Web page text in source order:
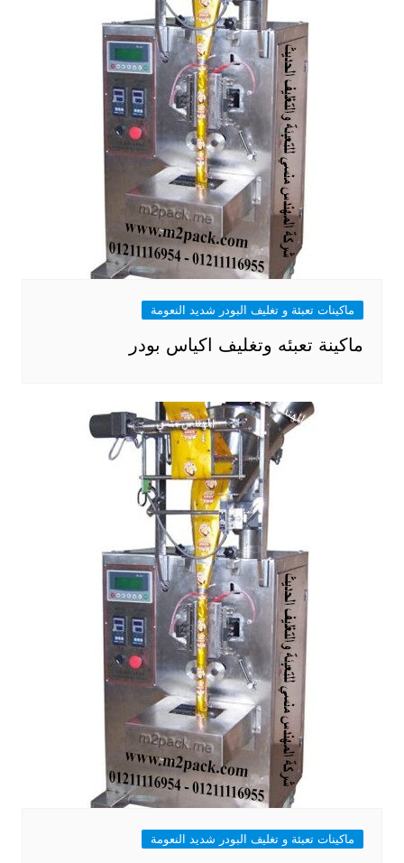
ماكينات تعبئة و تغليف البودر شديد النعومة
ماكينة تعبئه وتغليف اكياس بودر
ماكينات تعبئة و تغليف البودر شديد النعومة